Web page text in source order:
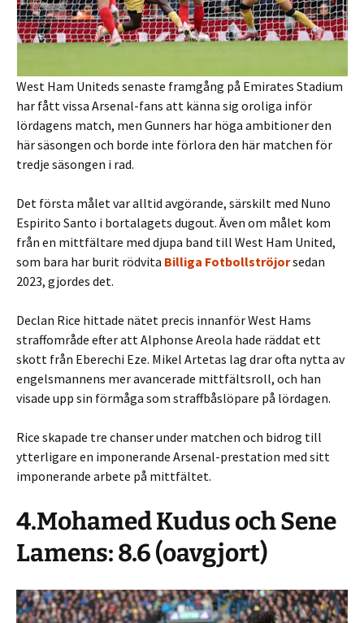
West Ham Uniteds senaste framgång på Emirates Stadium
har fått vissa Arsenal-fans att känna sig oroliga inför
lördagens match, men Gunners har höga ambitioner den
här säsongen och borde inte förlora den här matchen för
tredje säsongen i rad.
Det första målet var alltid avgörande, särskilt med Nuno
Espirito Santo i bortalagets dugout. Även om målet kom
från en mittfältare med djupa band till West Ham United,
som bara har burit rödvita Billiga Fotbollströjorsedan
2023, gjordes det.
Declan Rice hittade nätet precis innanför West Hams
straffområde efter att Alphonse Areola hade räddat ett
skott från Eberechi Eze. Mikel Artetas lag drar ofta nytta av
engelsmannens mer avancerade mittfältsroll, och han
visade upp sin förmåga som straffbåslöpare på lördagen.
Rice skapade tre chanser under matchen och bidrog till
ytterligare en imponerande Arsenal-prestation med sitt
imponerande arbete på mittfältet.
4.Mohamed Kudus och Sene
Lamens: 8.6 (oavgjort)